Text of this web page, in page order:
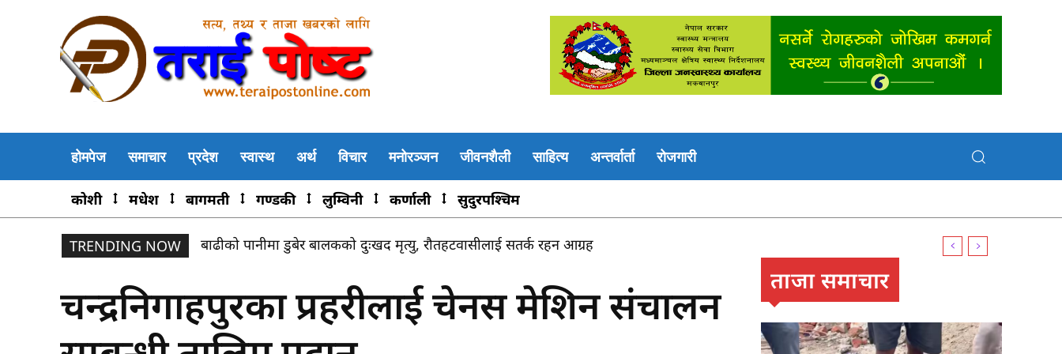
होमपेज समाचार प्रदेश स्वास्थ अर्थ विचार मनोरञ्जन जीवनशैली साहित्य अन्तर्वार्ता रोजगारी
कोशी मधेश बागमती गण्डकी लुम्विनी कर्णाली सुदुरपश्चिम
TRENDING NOW बाढीको पानीमा डुबेर बालकको दुःखद मृत्यु, रौतहटवासीलाई सतर्क रहन आग्रह
चन्द्रनिगाहपुरका प्रहरीलाई चेनस मेशिन संचालन
ताजा समाचार